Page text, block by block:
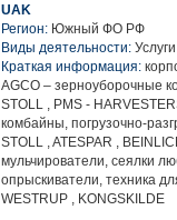
UAK
Регион: Южный ФО РФ
Виды деятельности:
Краткая информация:
AGCO – зерноуборочные
STOLL , PMS -
комбайны, погрузочно-
STOLL , ATESPAR ,
мульчирователи, сеялки
опрыскиватели, техника
WESTRUP , KONGSKILDE